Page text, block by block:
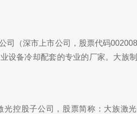
司（深市上市公司，股票代码
设备冷却配套的专业的厂家。大族
控股子公司，股票简称：大族激